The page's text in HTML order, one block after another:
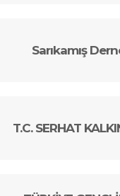
Sarıkamış
T.C. SERHAT